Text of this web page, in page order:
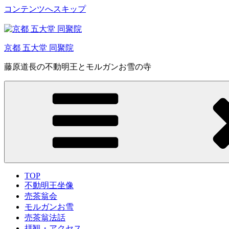
コンテンツへスキップ
京都 五大堂 同聚院
藤原道長の不動明王とモルガンお雪の寺
TOP
不動明王坐像
売茶翁会
モルガンお雪
売茶翁法話